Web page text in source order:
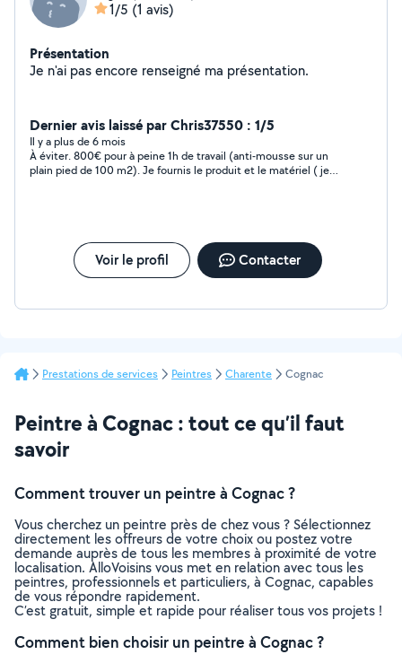
1/5 (1 avis)
Présentation
Je n'ai pas encore renseigné ma présentation.
Dernier avis laissé par Chris37550 : 1/5
Il y a plus de 6 mois
À éviter. 800€ pour à peine 1h de travail (anti-mousse sur un
plain pied de 100 m2). Je fournis le produit et le matériel ( je
Voir le profil Contacter
Prestations de services Peintres Charente Cognac
Peintre à Cognac : tout ce qu’il faut
savoir
Comment trouver un peintre à Cognac ?
Vous cherchez un peintre près de chez vous ? Sélectionnez
directement les offreurs de votre choix ou postez votre
demande auprès de tous les membres à proximité de votre
localisation. AlloVoisins vous met en relation avec tous les
peintres, professionnels et particuliers, à Cognac, capables
de vous répondre rapidement.
C’est gratuit, simple et rapide pour réaliser tous vos projets !
Comment bien choisir un peintre à Cognac ?